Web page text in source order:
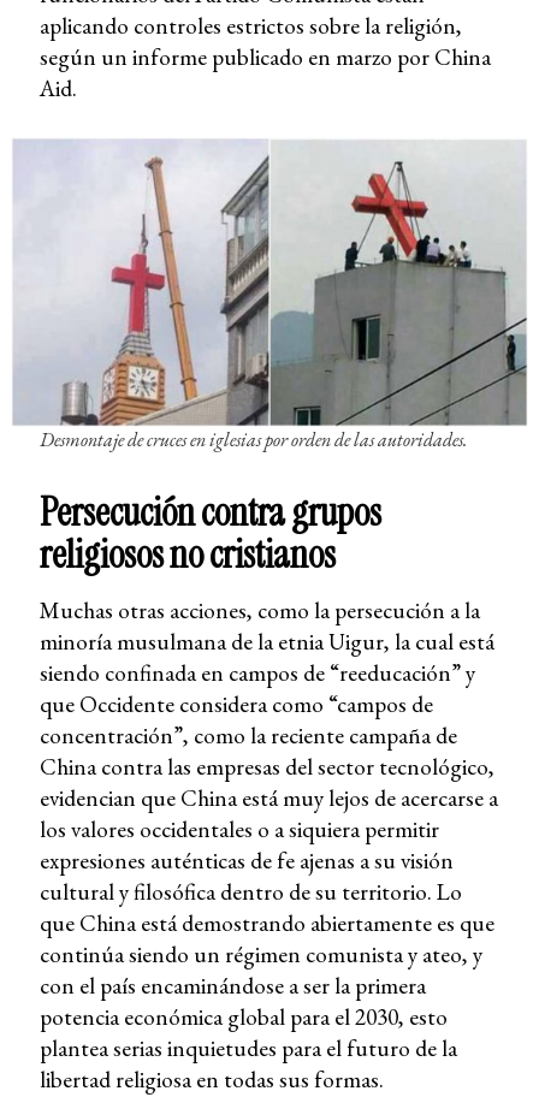
aplicando controles estrictos sobre la religión,
según un informe publicado en marzo por China
Aid.
Desmontaje de cruces en iglesias por orden de las autoridades.
Persecución contra grupos
religiosos no cristianos
Muchas otras acciones, como la persecución a la
minoría musulmana de la etnia Uigur, la cual está
siendo confinada en campos de “reeducación” y
que Occidente considera como “campos de
concentración”, como la reciente campaña de
China contra las empresas del sector tecnológico,
evidencian que China está muy lejos de acercarse a
los valores occidentales o a siquiera permitir
expresiones auténticas de fe ajenas a su visión
cultural y filosófica dentro de su territorio. Lo
que China está demostrando abiertamente es que
continúa siendo un régimen comunista y ateo, y
con el país encaminándose a ser la primera
potencia económica global para el 2030, esto
plantea serias inquietudes para el futuro de la
libertad religiosa en todas sus formas.